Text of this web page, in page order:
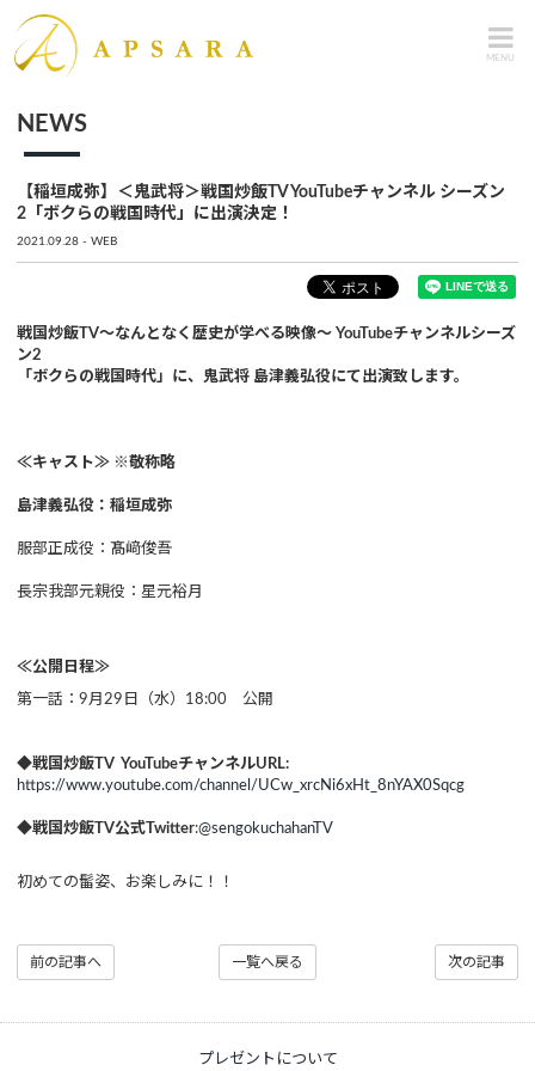
MENU
NEWS
【稲垣成弥】＜鬼武将＞戦国炒飯TV YouTubeチャンネル シーズン
2「ボクらの戦国時代」に出演決定！
2021.09.28 WEB
戦国炒飯TV～なんとなく歴史が学べる映像～ YouTubeチャンネルシーズ
ン2
「ボクらの戦国時代」に​、鬼武将 島津義弘役にて出演致します。
≪キャスト≫ ※敬称略
島津義弘役：稲垣成弥
服部正成役：髙﨑俊吾
長宗我部元親役：星元裕月
≪公開日程≫
第一話：9月29日（水）18:00 公開
◆戦国炒飯TV YouTubeチャンネルURL:
https://www.youtube.com/channel/UCw_xrcNi6xHt_8nYAX0Sqcg
◆戦国炒飯TV公式Twitter:@sengokuchahanTV
初めての髷姿、お楽しみに！！
次の記事
一覧へ戻る
前の記事へ
プレゼントについて